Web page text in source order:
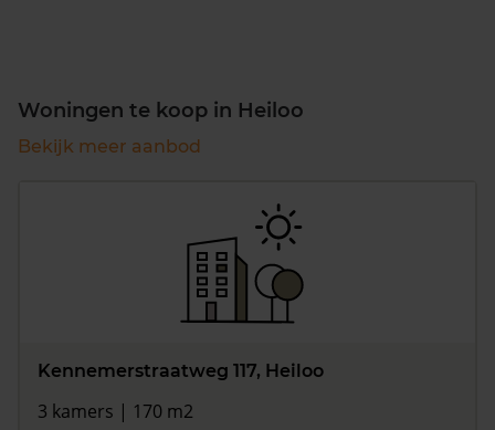
Woningen te koop in Heiloo
Bekijk meer aanbod
Kennemerstraatweg 117, Heiloo
3 kamers | 170 m2